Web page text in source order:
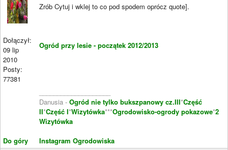
Dołączył:
09 lip
2010
Posty:
77381
Do góry
Zrób Cytuj i wklej to co pod spodem oprócz quote].
Ogród przy lesie - początek 2012/2013
Danusia - Ogród nie tylko bukszpanowy cz.III*Część
II*Część I*Wizytówka***Ogrodowisko-ogrody pokazowe*2
Wizytówka
Instagram Ogrodowiska